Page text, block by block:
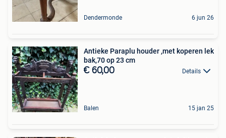
Dendermonde 6 jun 26
Antieke Paraplu houder ,met koperen lek
bak,70 op 23 cm
€ 60,00 Details
Balen 15 jan 25